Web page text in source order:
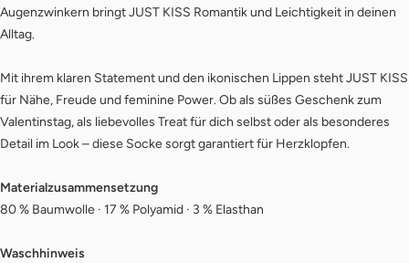
Augenzwinkern bringt JUST KISS Romantik und Leichtigkeit in deinen
Alltag.
Mit ihrem klaren Statement und den ikonischen Lippen steht JUST KISS
für Nähe, Freude und feminine Power. Ob als süßes Geschenk zum
Valentinstag, als liebevolles Treat für dich selbst oder als besonderes
Detail im Look – diese Socke sorgt garantiert für Herzklopfen.
Materialzusammensetzung
80 % Baumwolle · 17 % Polyamid · 3 % Elasthan
Waschhinweis